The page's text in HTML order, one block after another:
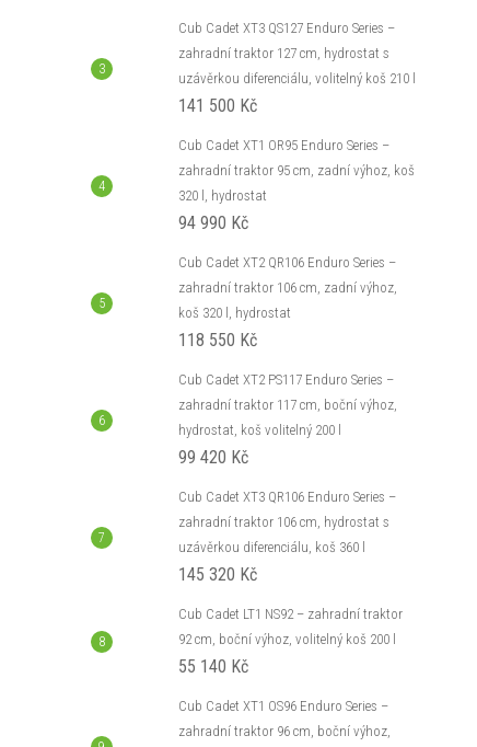
Cub Cadet XT3 QS127 Enduro Series –
zahradní traktor 127 cm, hydrostat s
uzávěrkou diferenciálu, volitelný koš 210 l
141 500 Kč
Cub Cadet XT1 OR95 Enduro Series –
zahradní traktor 95 cm, zadní výhoz, koš
320 l, hydrostat
94 990 Kč
Cub Cadet XT2 QR106 Enduro Series –
zahradní traktor 106 cm, zadní výhoz,
koš 320 l, hydrostat
118 550 Kč
Cub Cadet XT2 PS117 Enduro Series –
zahradní traktor 117 cm, boční výhoz,
hydrostat, koš volitelný 200 l
99 420 Kč
Cub Cadet XT3 QR106 Enduro Series –
zahradní traktor 106 cm, hydrostat s
uzávěrkou diferenciálu, koš 360 l
145 320 Kč
Cub Cadet LT1 NS92 – zahradní traktor
92 cm, boční výhoz, volitelný koš 200 l
55 140 Kč
Cub Cadet XT1 OS96 Enduro Series –
zahradní traktor 96 cm, boční výhoz,